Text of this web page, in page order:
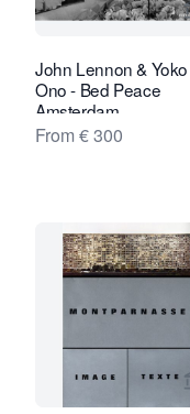
John Lennon & Yoko
Ono - Bed Peace
Amsterdam
From € 300